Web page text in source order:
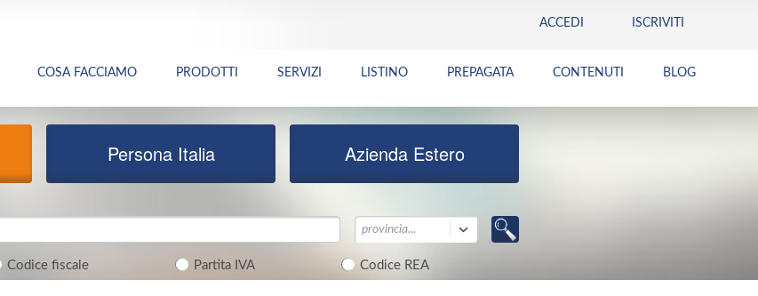
ACCEDI ISCRIVITI
COSA FACCIAMO PRODOTTI SERVIZI LISTINO PREPAGATA CONTENUTI BLOG
Persona Italia Azienda Estero
Codice fiscale Partita IVA Codice REA
provincia...